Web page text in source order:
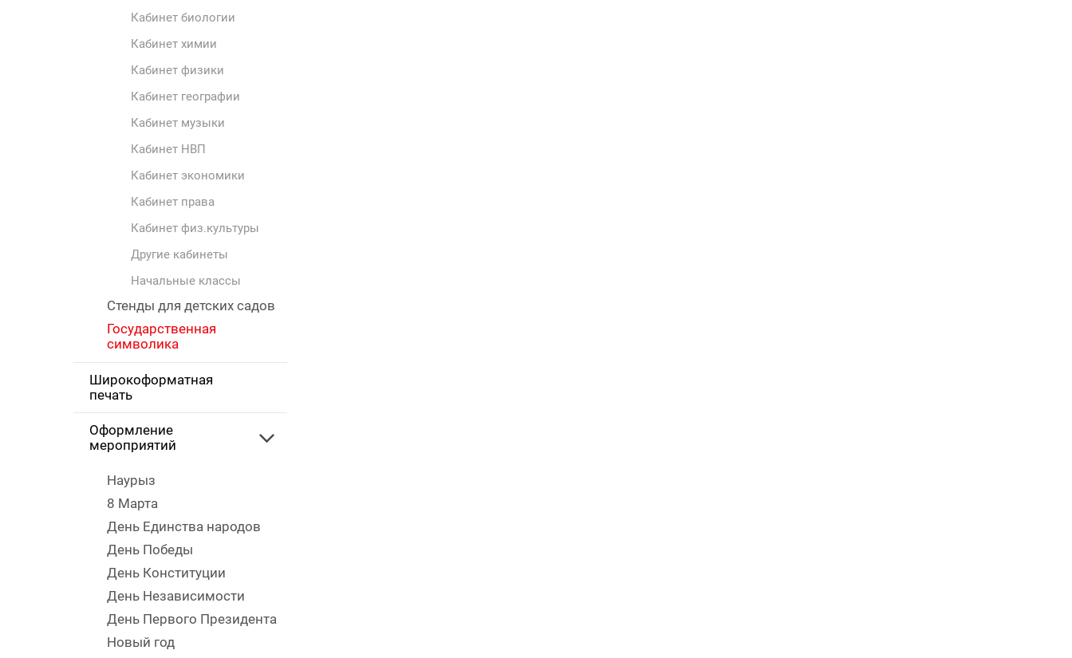
Кабинет биологии
Кабинет химии
Кабинет физики
Кабинет географии
Кабинет музыки
Кабинет НВП
Кабинет экономики
Кабинет права
Кабинет физ.культуры
Другие кабинеты
Начальные классы
Стенды для детских садов
Государственная
символика
Широкоформатная
печать
Оформление
мероприятий
Наурыз
8 Марта
День Единства народов
День Победы
День Конституции
День Независимости
День Первого Президента
Новый год